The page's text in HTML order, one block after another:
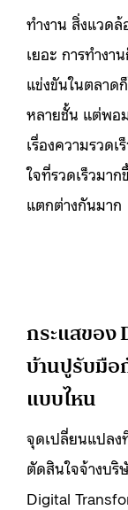
ทำงาน สิ่งแวด
เยอะ การทำงา
แข่งขันในตลาด
หลายชั้น แต่พอ
เรื่องความรวด
ใจที่รวดเร็วมา
แตกต่างกันมาก
กระแสของ
บ้านปูรับมือ
แบบไหน
จุดเปลี่ยนแปล
ตัดสินใจจ้างบริ
Digital